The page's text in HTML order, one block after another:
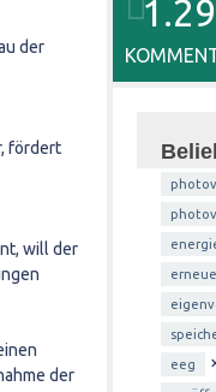
der
fördert
will der
der
eeg